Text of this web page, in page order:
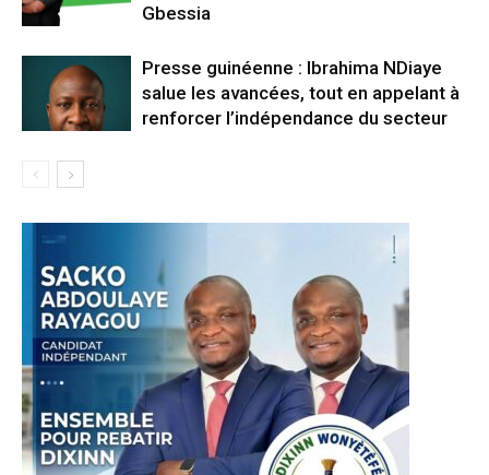
Gbessia
Presse guinéenne : Ibrahima NDiaye
salue les avancées, tout en appelant à
renforcer l’indépendance du secteur